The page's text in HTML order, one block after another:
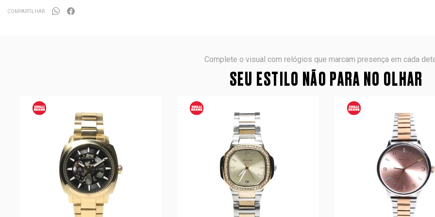
COMPARTILHAR
Complete o visual com relógios que marcam presença em cada
SEU ESTILO NÃO PARA NO OLHAR